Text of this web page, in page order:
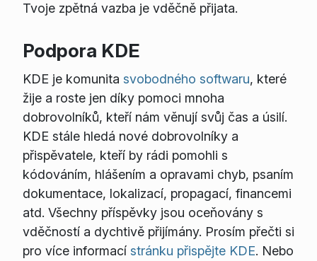
Tvoje zpětná vazba je vděčně přijata.
Podpora KDE
KDE je komunita svobodného softwaru, které
žije a roste jen díky pomoci mnoha
dobrovolníků, kteří nám věnují svůj čas a úsilí.
KDE stále hledá nové dobrovolníky a
přispěvatele, kteří by rádi pomohli s
kódováním, hlášením a opravami chyb, psaním
dokumentace, lokalizací, propagací, financemi
atd. Všechny příspěvky jsou oceňovány s
vděčností a dychtivě přijímány. Prosím přečti si
pro více informací stránku přispějte KDE. Nebo